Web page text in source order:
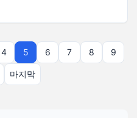
4 5 6 7 8 9
마지막